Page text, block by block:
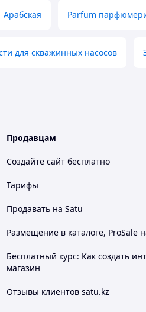
Арабская Parfum
для скважинных насосов
Продавцам
Создайте сайт бесплатно
Тарифы
Продавать на Satu
Размещение в каталоге, ProSale
Бесплатный курс: Как создать
магазин
Отзывы клиентов satu.kz